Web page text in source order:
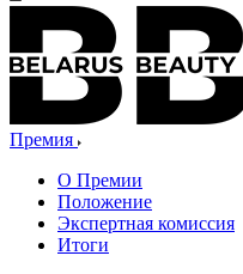
Премия
О Премии
Положение
Экспертная комиссия
Итоги